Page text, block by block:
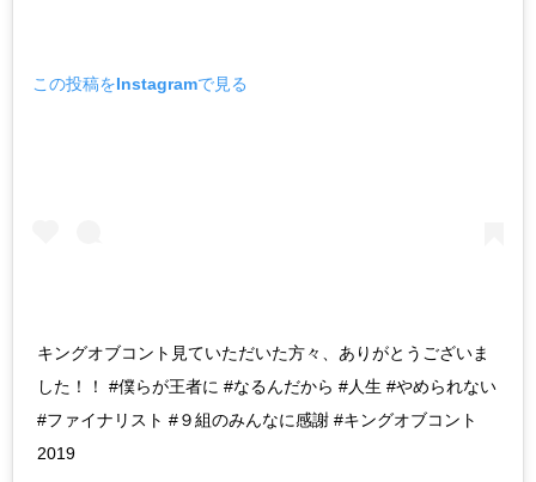
この投稿をInstagramで見る
キングオブコント見ていただいた方々、ありがとうございま
した！！ #僕らが王者に #なるんだから #人生 #やめられない
#ファイナリスト #９組のみんなに感謝 #キングオブコント
2019